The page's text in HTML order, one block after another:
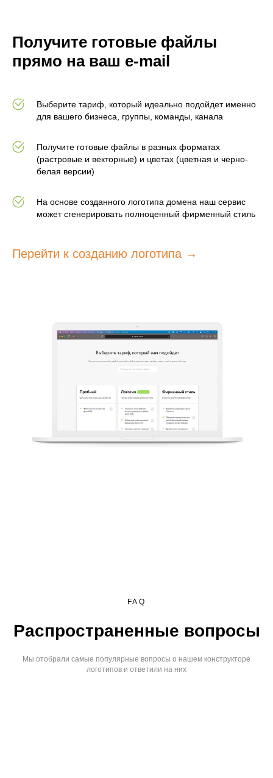
Получите готовые файлы
прямо на ваш e-mail
Выберите тариф, который идеально подойдет именно
для вашего бизнеса, группы, команды, канала
Получите готовые файлы в разных форматах
(растровые и векторные) и цветах (цветная и черно-
белая версии)
На основе созданного логотипа домена наш сервис
может сгенерировать полноценный фирменный стиль
Перейти к созданию логотипа
FAQ
Распространенные вопросы
Мы отобрали самые популярные вопросы о нашем конструкторе
логотипов и ответили на них